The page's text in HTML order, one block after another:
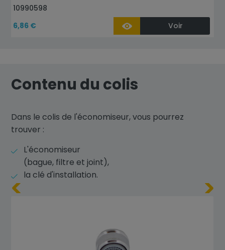
10990598
6,86 €
Voir
Contenu du colis
Dans le colis de l'économiseur, vous pourrez
trouver :
L'économiseur
(bague, filtre et joint),
la clé d'installation.